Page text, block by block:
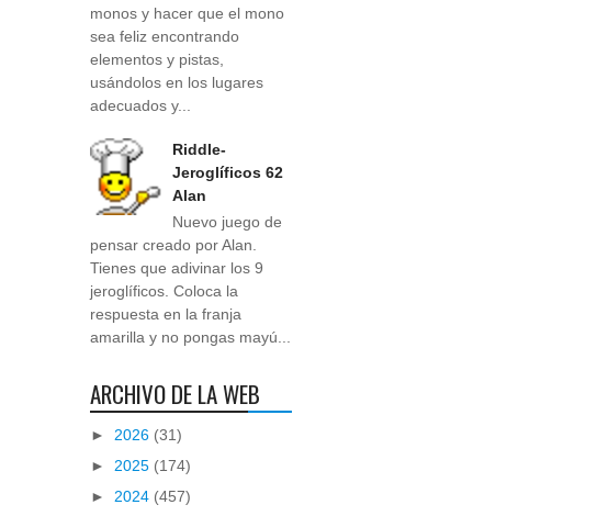
monos y hacer que el mono
sea feliz encontrando
elementos y pistas,
usándolos en los lugares
adecuados y...
Riddle-
Jeroglíficos 62
Alan
Nuevo juego de
pensar creado por Alan.
Tienes que adivinar los 9
jeroglíficos. Coloca la
respuesta en la franja
amarilla y no pongas mayú...
ARCHIVO DE LA WEB
► 2026 (31)
► 2025 (174)
► 2024 (457)